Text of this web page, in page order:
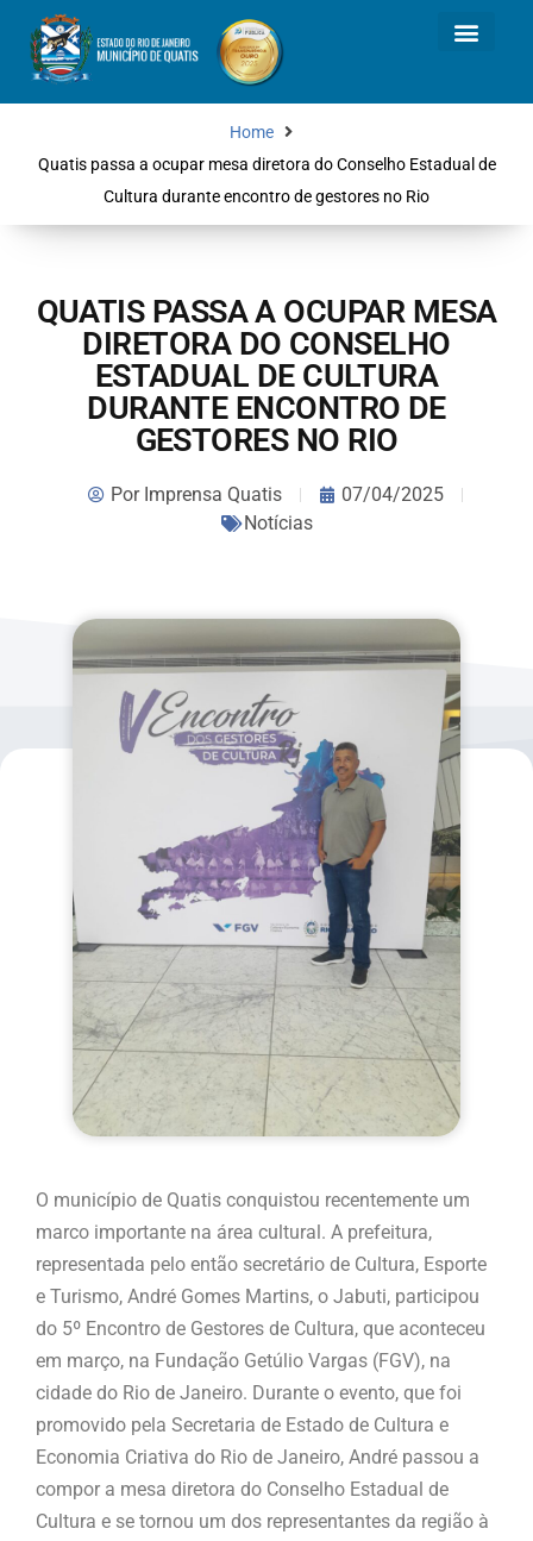
Home
Quatis passa a ocupar mesa diretora do Conselho Estadual de
Cultura durante encontro de gestores no Rio
QUATIS PASSA A OCUPAR MESA
DIRETORA DO CONSELHO
ESTADUAL DE CULTURA
DURANTE ENCONTRO DE
GESTORES NO RIO
PorImprensa Quatis
07/04/2025
Notícias
O município de Quatis conquistou recentemente um
marco importante na área cultural. A prefeitura,
representada pelo então secretário de Cultura, Esporte
e Turismo, André Gomes Martins, o Jabuti, participou
do 5º Encontro de Gestores de Cultura, que aconteceu
em março, na Fundação Getúlio Vargas (FGV), na
cidade do Rio de Janeiro. Durante o evento, que foi
promovido pela Secretaria de Estado de Cultura e
Economia Criativa do Rio de Janeiro, André passou a
compor a mesa diretora do Conselho Estadual de
Cultura e se tornou um dos representantes da região à